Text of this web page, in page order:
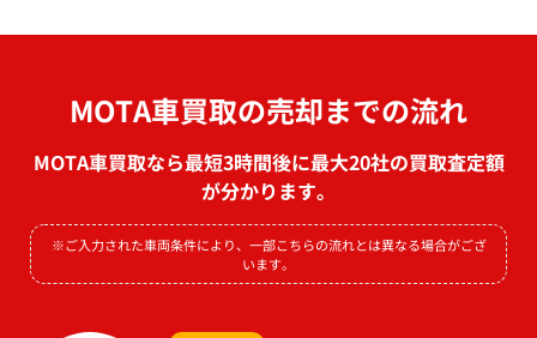
MOTA車買取の売却までの流れ
MOTA車買取なら最短3時間後に最大20社の買取査定額
が分かります。
※ご入力された車両条件により、一部こちらの流れとは異なる場合がござ
います。